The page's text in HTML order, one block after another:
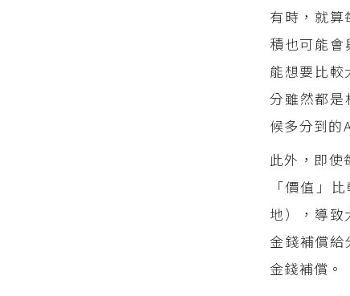
有時，就
積也可能
能想要比
分雖然都
候多分到的
此外，即使
「價值」
地），導致
金錢補償給
金錢補償。